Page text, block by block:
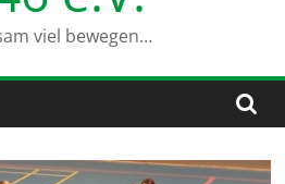
viel bewegen…